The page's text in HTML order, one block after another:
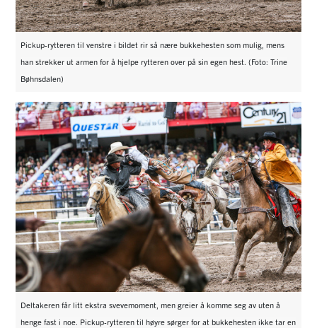
Pickup-rytteren til venstre i bildet rir så nære bukkehesten som mulig, mens
han strekker ut armen for å hjelpe rytteren over på sin egen hest. (Foto: Trine
Bøhnsdalen)
Deltakeren får litt ekstra svevemoment, men greier å komme seg av uten å
henge fast i noe. Pickup-rytteren til høyre sørger for at bukkehesten ikke tar en